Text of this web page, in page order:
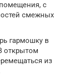
с
смежных
гармошку в
открытом
из